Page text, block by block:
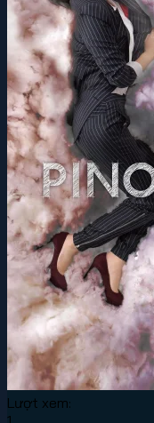
Lượt xem: